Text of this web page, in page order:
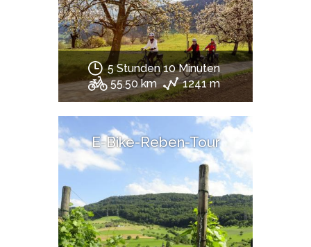
5 Stunden 10 Minuten
55.50 km
1241 m
E-Bike-Reben-Tour